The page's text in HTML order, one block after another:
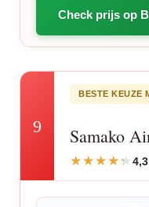
Check prijs op
9
BESTE KEUZE
Samako
4,3